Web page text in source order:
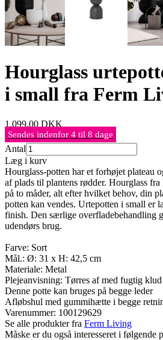
Hourglass
i small fra Ferm
1.099,00 DKK
Sendes indenfor 4 til 8 dage
Antal
Læg i kurv
Hourglass-potten har et forhøjet plateau
af plads til plantens rødder. Hourglass
på to måder, alt efter hvilket behov, din
potten kan vendes. Urtepotten i small er
finish. Den særlige overfladebehandling
udendørs brug.
Farve: Sort
Mål.: Ø: 31 x H: 42,5 cm
Materiale: Metal
Plejeanvisning: Tørres af med fugtig klud
Denne potte kan bruges på begge leder
Afløbshul med gummihætte i begge
Varenummer: 100129629
Se alle produkter fra Ferm Living
Måske er du også interesseret i følgende